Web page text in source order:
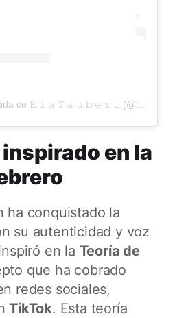
en la
ha conquistado la
su autenticidad y voz
en la Teoría de
que ha cobrado
redes sociales,
TikTok. Esta teoría